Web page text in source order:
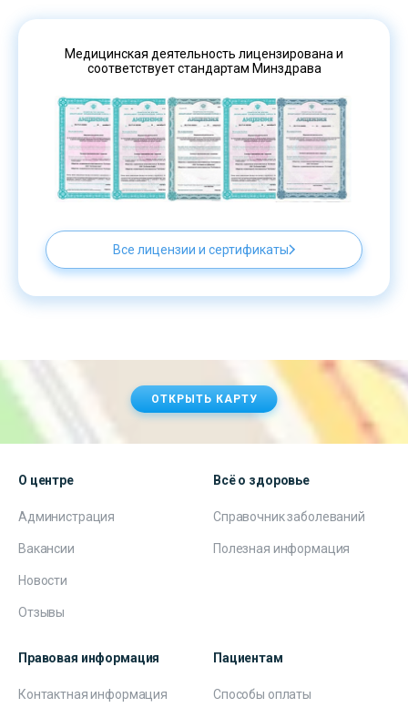
Медицинская деятельность лицензирована и
соответствует стандартам Минздрава
Все лицензии и сертификаты
ОТКРЫТЬ КАРТУ
О центре
Администрация
Вакансии
Новости
Отзывы
Всё о здоровье
Справочник заболеваний
Полезная информация
Правовая информация
Контактная информация
Пациентам
Способы оплаты